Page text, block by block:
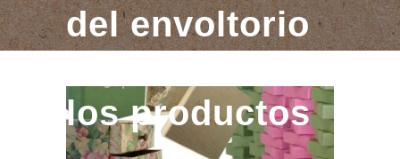
del envoltorio
los productos